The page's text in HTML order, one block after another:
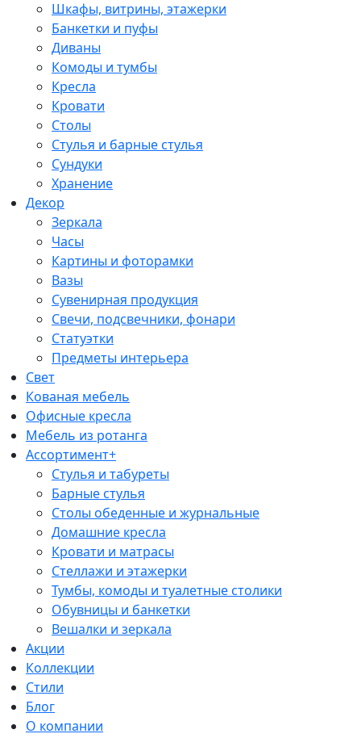
Шкафы, витрины, этажерки
Банкетки и пуфы
Диваны
Комоды и тумбы
Кресла
Кровати
Столы
Стулья и барные стулья
Сундуки
Хранение
Декор
Зеркала
Часы
Картины и фоторамки
Вазы
Сувенирная продукция
Свечи, подсвечники, фонари
Статуэтки
Предметы интерьера
Свет
Кованая мебель
Офисные кресла
Мебель из ротанга
Ассортимент+
Стулья и табуреты
Барные стулья
Столы обеденные и журнальные
Домашние кресла
Кровати и матрасы
Стеллажи и этажерки
Тумбы, комоды и туалетные столики
Обувницы и банкетки
Вешалки и зеркала
Акции
Коллекции
Стили
Блог
О компании